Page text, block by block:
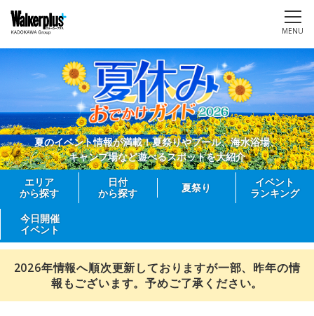
MENU
夏のイベント情報が満載！夏祭りやプール、海水浴場、
キャンプ場など遊べるスポットを大紹介
エリア
から探す
日付
から探す
夏祭り
イベント
ランキング
今日開催
イベント
2026年情報へ順次更新しておりますが一部、昨年の情
報もございます。予めご了承ください。